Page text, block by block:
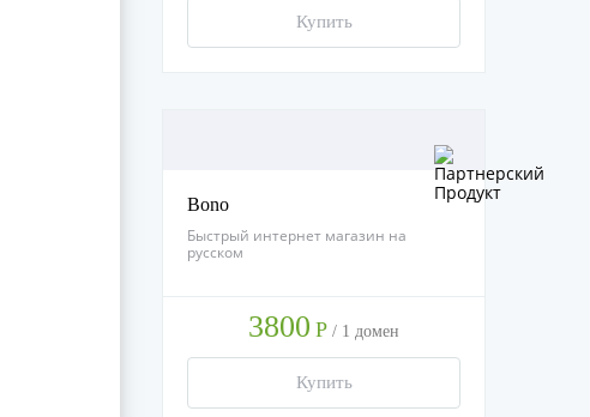
Купить
Bono
Быстрый интернет магазин на
русском
3800 Р / 1 домен
Купить